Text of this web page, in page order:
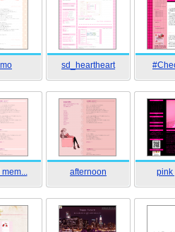
sd_heartheart
afternoon pink